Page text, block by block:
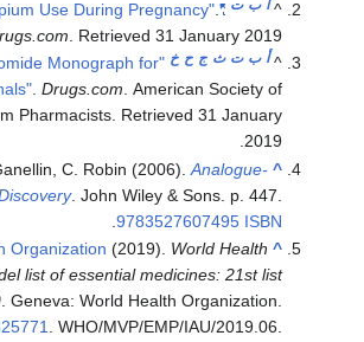
^أ ب ت "Tiotropium Use During Pregnancy"
.
. Retrieved31 January 2019
^أ ب ت ث ج ح خ
Monograph for
.Drugs.com. American Society of
Pharmacists. Retrieved31 January
2019
.
^
C. Robin (2006).Analogue-
. John Wiley & Sons. p. 447.
ISBN
9783527607495
.
^
Organization (2019). World Health
list of essential medicines: 21st list
. Geneva: World Health Organization.
. WHO/MVP/EMP/IAU/2019.06.